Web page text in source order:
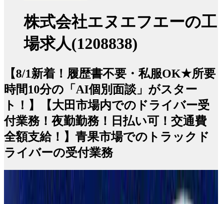
株式会社エヌエフエーの工
場求人(1208838)
【8/1新着！履歴書不要・私服OK★所要
時間10分の「AI個別面談」がスター
ト！】【大田市場内でのドライバー受
付業務！夜勤勤務！日払い可！交通費
全額支給！】青果市場でのトラックド
ライバーの受付業務